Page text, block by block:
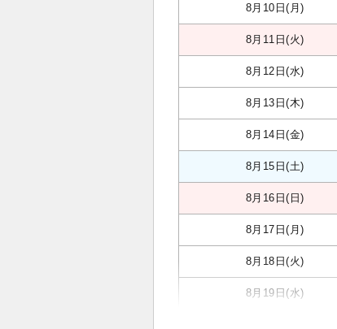
8月10日(月)
8月11日(火)
8月12日(水)
8月13日(木)
8月14日(金)
8月15日(土)
8月16日(日)
8月17日(月)
8月18日(火)
8月19日(水)